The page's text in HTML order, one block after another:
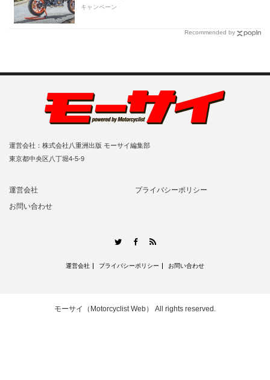
キャンペーン
Recommended by
運営会社：株式会社八重洲出版 モーサイ編集部
東京都中央区八丁堀4-5-9
運営会社
プライバシーポリシー
お問い合わせ
TwitterFacebook
運営会社 プライバシーポリシー お問い合わせ
モーサイ（Motorcyclist Web） All rights reserved.